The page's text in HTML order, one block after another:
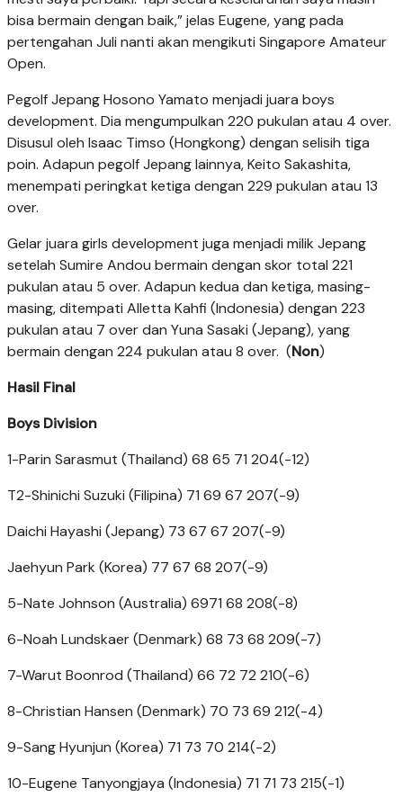
bisa bermain dengan baik,” jelas Eugene, yang pada
pertengahan Juli nanti akan mengikuti Singapore Amateur
Open.
Pegolf Jepang Hosono Yamato menjadi juara boys
development. Dia mengumpulkan 220 pukulan atau 4 over.
Disusul oleh Isaac Timso (Hongkong) dengan selisih tiga
poin. Adapun pegolf Jepang lainnya, Keito Sakashita,
menempati peringkat ketiga dengan 229 pukulan atau 13
over.
Gelar juara girls development juga menjadi milik Jepang
setelah Sumire Andou bermain dengan skor total 221
pukulan atau 5 over. Adapun kedua dan ketiga, masing-
masing, ditempati Alletta Kahfi (Indonesia) dengan 223
pukulan atau 7 over dan Yuna Sasaki (Jepang), yang
bermain dengan 224 pukulan atau 8 over. (Non)
Hasil Final
Boys Division
1-Parin Sarasmut (Thailand) 68 65 71 204(-12)
T2-Shinichi Suzuki (Filipina) 71 69 67 207(-9)
Daichi Hayashi (Jepang) 73 67 67 207(-9)
Jaehyun Park (Korea) 77 67 68 207(-9)
5-Nate Johnson (Australia) 6971 68 208(-8)
6-Noah Lundskaer (Denmark) 68 73 68 209(-7)
7-Warut Boonrod (Thailand) 66 72 72 210(-6)
8-Christian Hansen (Denmark) 70 73 69 212(-4)
9-Sang Hyunjun (Korea) 71 73 70 214(-2)
10-Eugene Tanyongjaya (Indonesia) 71 71 73 215(-1)